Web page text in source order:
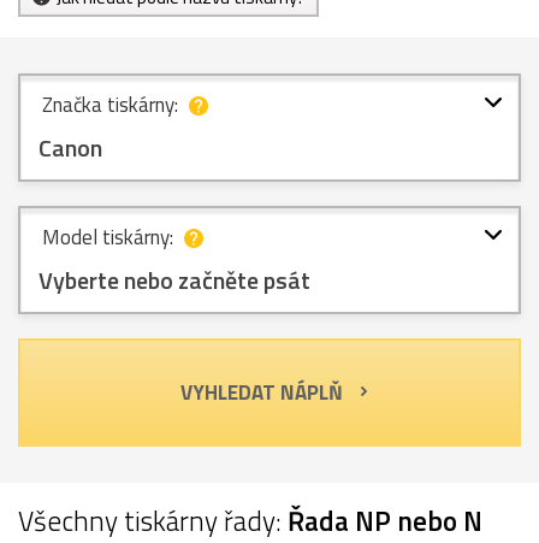
Značka tiskárny:
Canon
Model tiskárny:
Vyberte nebo začněte psát
VYHLEDAT NÁPLŇ
Všechny tiskárny řady: Řada NP nebo N